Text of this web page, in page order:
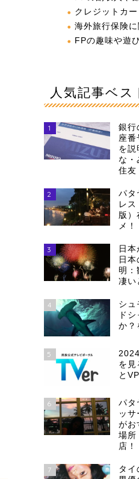
クレジットカ
海外旅行保険に
FPの趣味や遊
人気記事ベス
1
銀行
座番
を説
な・
住友
2
パタ
レ
版）
メ！
3
日
日
明：
凄い
4
シュ
ド
か？
5
を見
と
6
パタ
ッ
がお
場所
店！
7
タ